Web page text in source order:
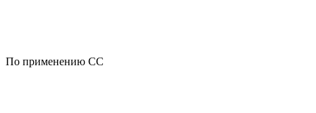
По применению CC